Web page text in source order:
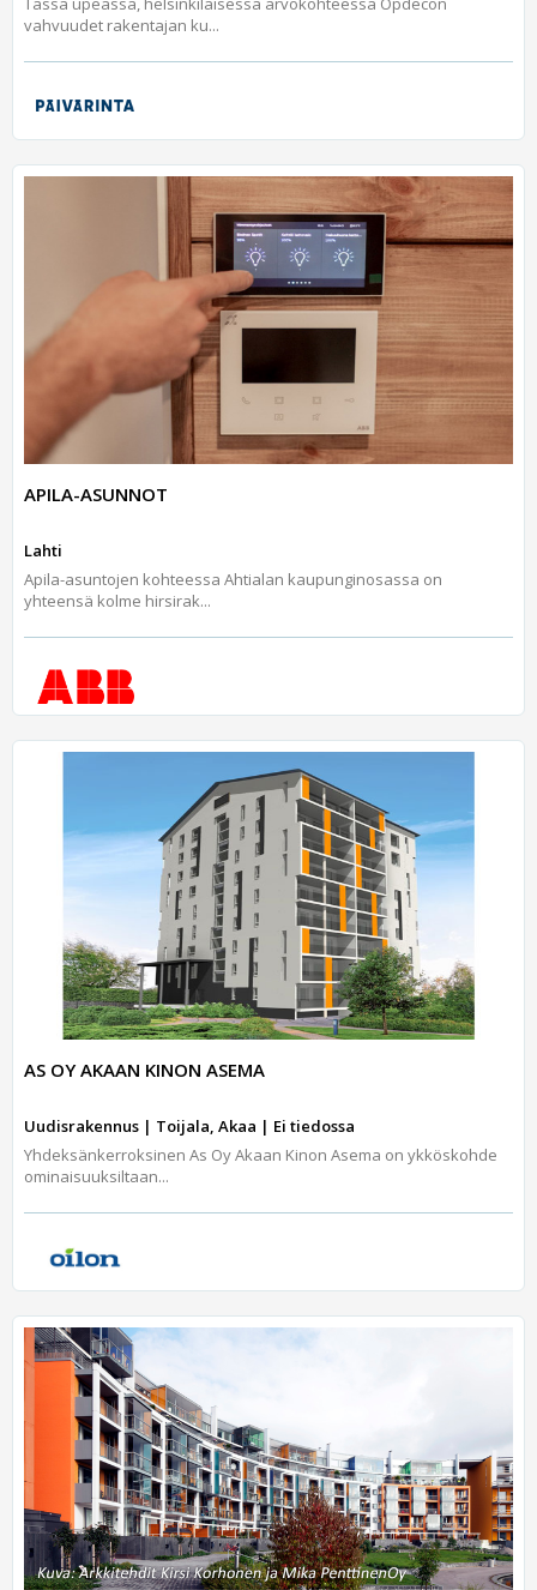
vahvuudet rakentajan ku...
APILA-ASUNNOT
Lahti
Apila-asuntojen kohteessa Ahtialan kaupunginosassa on
yhteensä kolme hirsirak...
AS OY AKAAN KINON ASEMA
Uudisrakennus | Toijala, Akaa | Ei tiedossa
Yhdeksänkerroksinen As Oy Akaan Kinon Asema on ykköskohde
ominaisuuksiltaan...